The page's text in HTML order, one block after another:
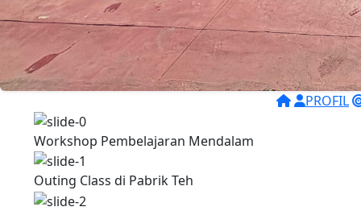
PROFIL
Workshop Pembelajaran Mendalam
Outing Class di Pabrik Teh